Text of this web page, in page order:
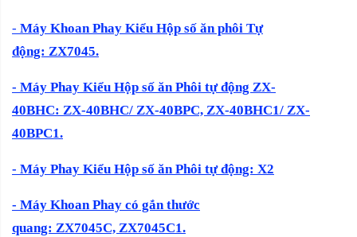
- Máy Khoan Phay Kiểu Hộp số ăn phôi Tự
động: ZX7045.
- Máy Phay Kiểu Hộp số ăn Phôi tự động ZX-
40BHC: ZX-40BHC/ ZX-40BPC, ZX-40BHC1/ ZX-
40BPC1.
- Máy Phay Kiểu Hộp số ăn Phôi tự động: X2
- Máy Khoan Phay có gắn thước
quang: ZX7045C, ZX7045C1.